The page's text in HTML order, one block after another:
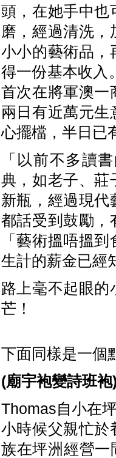
頭，在她手中也
磨，經過清洗
小小的藝術品，
得一份基本收入
首次在將軍澳一
兩日有近萬元生
心擺檔，半日已
「以前不多讀
典，如老子、莊
新瓶，經過現代
都話受到鼓勵，
「藝術搵唔搵
生計的薪金已經
路上毫不起眼的
芒！
下面同樣是一個
(廟宇袍變詩班袍
Thomas自小在
小時候父親忙於
族在坪洲經營一